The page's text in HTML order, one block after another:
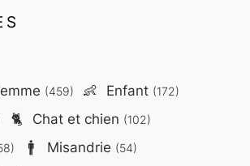
(459) 👶 Enfant (172)
🐈 Chat et chien (102)
🚹 Misandrie (54)